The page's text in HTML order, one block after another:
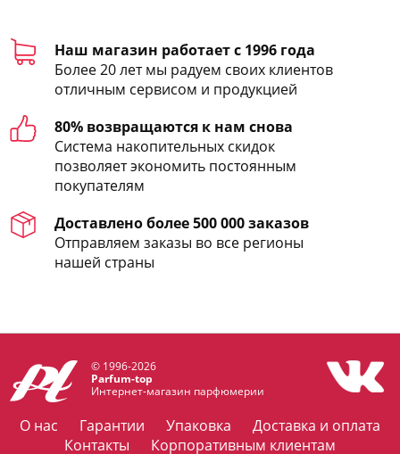
Наш магазин работает с 1996 года
Более 20 лет мы радуем своих клиентов
отличным сервисом и продукцией
80% возвращаются к нам снова
Система накопительных скидок
позволяет экономить постоянным
покупателям
Доставлено более 500 000 заказов
Отправляем заказы во все регионы
нашей страны
© 1996-2026
Parfum-top
Интернет-магазин парфюмерии
О нас Гарантии Упаковка
Доставка и оплата
Контакты
Корпоративным клиентам